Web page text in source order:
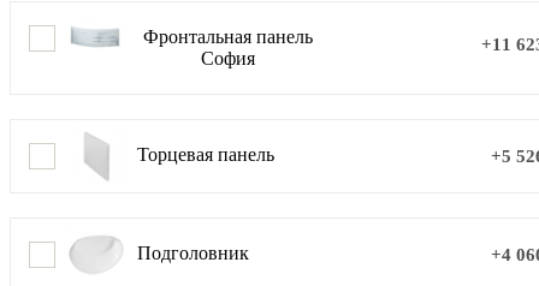
Фронтальная панель
София
+11
Торцевая панель +5
Подголовник +4